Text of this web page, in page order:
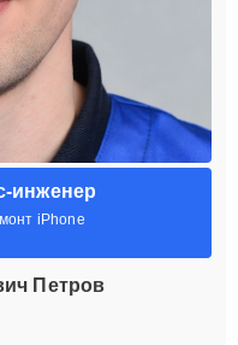
инженер
iPhone
Петров